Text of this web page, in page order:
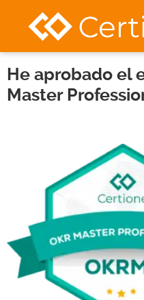
He aprobado el
Master